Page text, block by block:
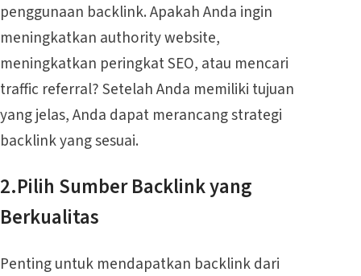
penggunaan backlink. Apakah Anda ingin
meningkatkan authority website,
meningkatkan peringkat SEO, atau mencari
traffic referral? Setelah Anda memiliki tujuan
yang jelas, Anda dapat merancang strategi
backlink yang sesuai.
2.Pilih Sumber Backlink yang
Berkualitas
Penting untuk mendapatkan backlink dari